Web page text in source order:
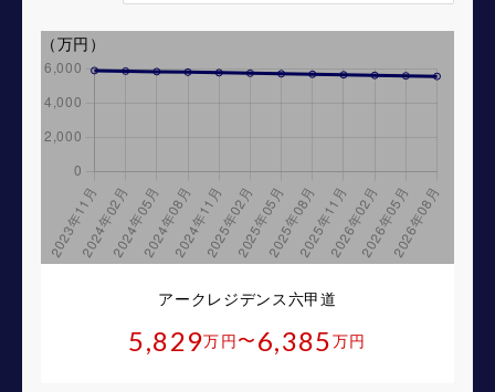
アークレジデンス六甲道
5,829万円 〜 6,385万円
（万円）